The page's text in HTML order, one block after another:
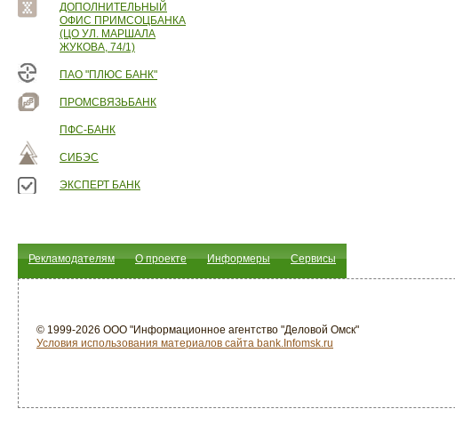
ДОПОЛНИТЕЛЬНЫЙ
ОФИС ПРИМСОЦБАНКА
(ЦО УЛ. МАРШАЛА
ЖУКОВА, 74/1)
ПАО "ПЛЮС БАНК"
ПРОМСВЯЗЬБАНК
ПФС-БАНК
СИБЭС
ЭКСПЕРТ БАНК
Рекламодателям О проекте Информеры Сервисы
© 1999-2026 ООО "Информационное агентство "Деловой Омск"
Условия использования материалов сайта bank.Infomsk.ru